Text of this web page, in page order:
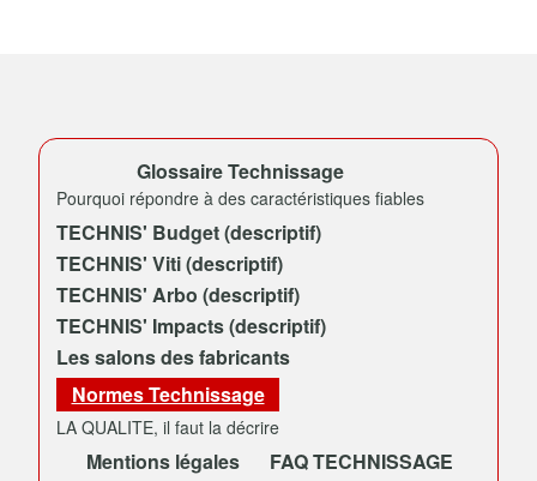
Glossaire Technissage
Pourquoi répondre à des caractéristiques fiables
TECHNIS' Budget (descriptif)
TECHNIS' Viti (descriptif)
TECHNIS' Arbo (descriptif)
TECHNIS' Impacts (descriptif)
Les salons des fabricants
Normes Technissage
LA QUALITE, il faut la décrire
Mentions légales FAQ TECHNISSAGE